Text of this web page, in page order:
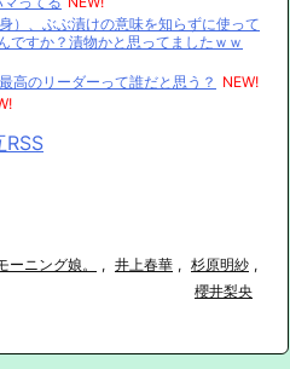
）、ぶぶ漬けの意味を知らずに使って
ですか？漬物かと思ってましたｗｗ
高のリーダーって誰だと思う？ NEW!
ーニング娘。 , 井上春華 , 杉原明紗 ,
櫻井梨央